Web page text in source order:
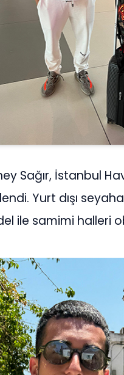
Sağır, İstanbul
Yurt dışı
ile samimi halleri